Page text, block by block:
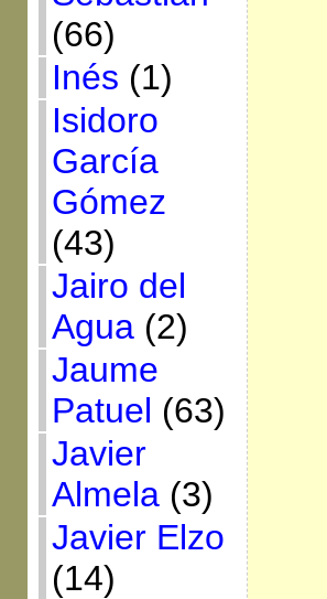
(66)
Inés (1)
Isidoro
García
Gómez
(43)
Jairo del
Agua(2)
Jaume
Patuel (63)
Javier
Almela(3)
Javier Elzo
(14)